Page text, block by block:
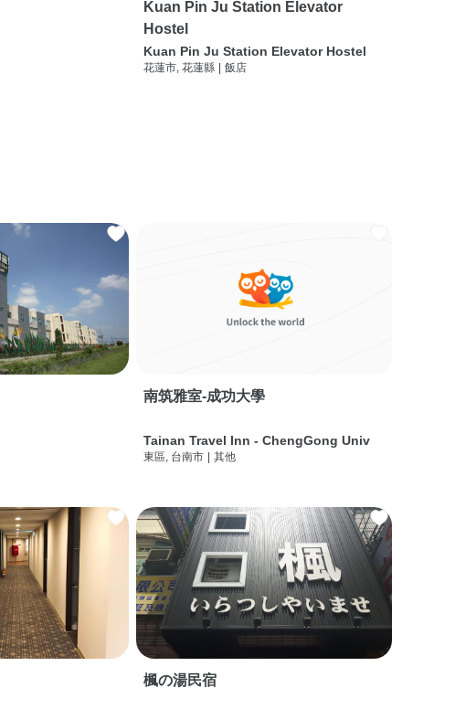
Kuan Pin Ju Station Elevator
Hostel
Kuan Pin Ju Station Elevator Hostel
花蓮市, 花蓮縣 飯店
南筑雅室-成功大學
Tainan Travel Inn - ChengGong Univ
東區, 台南市 其他
楓の湯民宿